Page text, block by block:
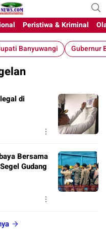
Peristiwa & Kriminal
Banyuwangi Gubernur
di
Bersama
Gudang